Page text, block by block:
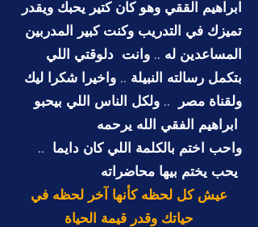
تميزك في التدريب وكنت كبير المدربين
المساعدين له .. وانت دلوقتي اللي
بتكمل رسالته النبيلة .. واخيرا شكرا ليك
ولقناة مصر .. ولكل الناس اللي بيحبو
.. واحب اختم بالكلمة اللي كان دايما
عيش كل لحظه كأنها آخر لحظه في
حياتك وقدر قيمة الحياة